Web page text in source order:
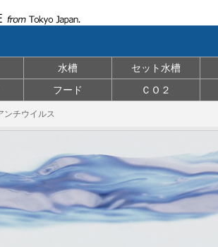
水槽 セット水槽
フード ＣＯ２
ンチウイルス